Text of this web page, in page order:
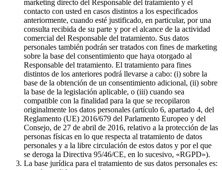
marketing directo del Responsable del tratamiento y el
contacto con usted en casos distintos a los especificados
anteriormente, cuando esté justificado, en particular, por una
consulta recibida de su parte y por el alcance de la actividad
comercial del Responsable del tratamiento. Sus datos
personales también podrán ser tratados con fines de marketing
sobre la base del consentimiento que haya otorgado al
Responsable del tratamiento. El tratamiento para fines
distintos de los anteriores podrá llevarse a cabo: (i) sobre la
base de la obtención de un consentimiento adicional, (ii) sobre
la base de la legislación aplicable, o (iii) cuando sea
compatible con la finalidad para la que se recopilaron
originalmente los datos personales (artículo 6, apartado 4, del
Reglamento (UE) 2016/679 del Parlamento Europeo y del
Consejo, de 27 de abril de 2016, relativo a la protección de las
personas físicas en lo que respecta al tratamiento de datos
personales y a la libre circulación de estos datos y por el que
se deroga la Directiva 95/46/CE, en lo sucesivo, «RGPD»).
La base jurídica para el tratamiento de sus datos personales es: